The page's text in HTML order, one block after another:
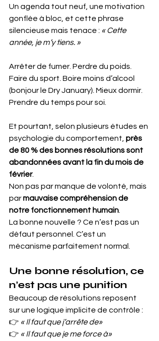
Un agenda tout neuf, une motivation
gonflée à bloc, et cette phrase
silencieuse mais tenace : « Cette
année, je m’y tiens. »
Arrêter de fumer. Perdre du poids.
Faire du sport. Boire moins d’alcool
(bonjour le Dry January). Mieux dormir.
Prendre du temps pour soi.
Et pourtant, selon plusieurs études en
psychologie du comportement, près
de 80 % des bonnes résolutions sont
abandonnées avant la fin du mois de
février.
Non pas par manque de volonté, mais
par mauvaise compréhension de
notre fonctionnement humain
La bonne nouvelle ? Ce n’est pas un
défaut personnel. C’est un
mécanisme parfaitement normal.
Une bonne résolution, ce
n’est pas une punition
Beaucoup de résolutions reposent
sur une logique implicite de contrôle :
👉 « Il faut que j’arrête de»
👉 « Il faut que je me force à»